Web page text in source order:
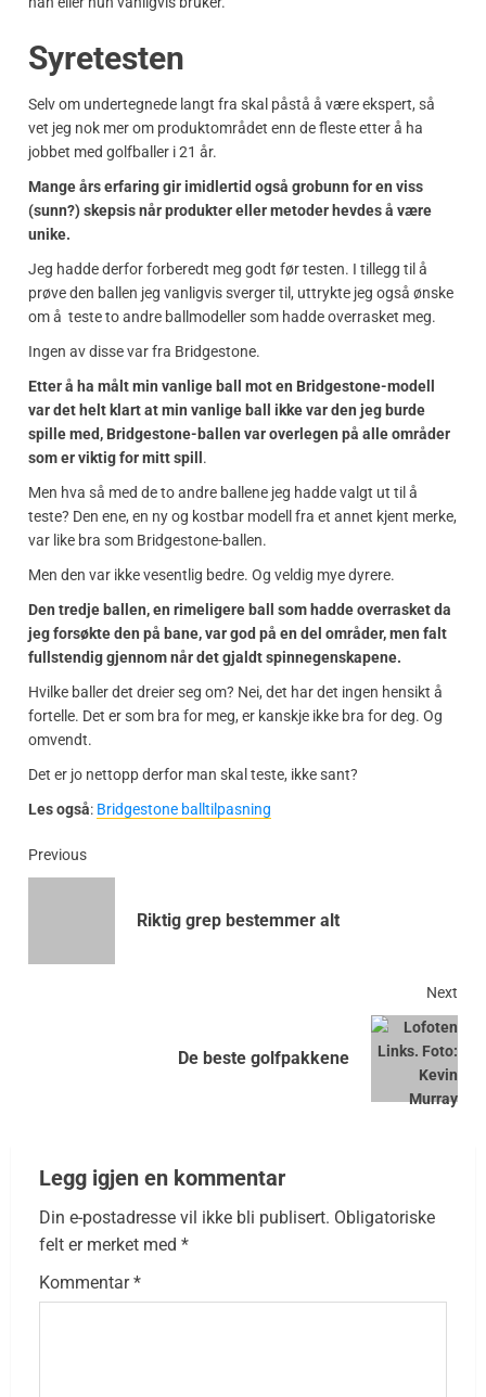
Syretesten
Selv om undertegnede langt fra skal påstå å være ekspert, så
vet jeg nok mer om produktområdet enn de fleste etter å ha
jobbet med golfballer i 21 år.
Mange års erfaring gir imidlertid også grobunn for en viss
(sunn?) skepsis når produkter eller metoder hevdes å være
unike.
Jeg hadde derfor forberedt meg godt før testen. I tillegg til å
prøve den ballen jeg vanligvis sverger til, uttrykte jeg også ønske
om å teste to andre ballmodeller som hadde overrasket meg.
Ingen av disse var fra Bridgestone.
Etter å ha målt min vanlige ball mot en Bridgestone-modell
var det helt klart at min vanlige ball ikke var den jeg burde
spille med, Bridgestone-ballen var overlegen på alle områder
som er viktig for mitt spill .
Men hva så med de to andre ballene jeg hadde valgt ut til å
teste? Den ene, en ny og kostbar modell fra et annet kjent merke,
var like bra som Bridgestone-ballen.
Men den var ikke vesentlig bedre. Og veldig mye dyrere.
Den tredje ballen, en rimeligere ball som hadde overrasket da
jeg forsøkte den på bane, var god på en del områder, men falt
fullstendig gjennom når det gjaldt spinnegenskapene.
Hvilke baller det dreier seg om? Nei, det har det ingen hensikt å
fortelle. Det er som bra for meg, er kanskje ikke bra for deg. Og
omvendt.
Det er jo nettopp derfor man skal teste, ikke sant?
Les også: Bridgestone balltilpasning
Previous
Riktig grep bestemmer alt
Next
De beste golfpakkene
Legg igjen en kommentar
Din e-postadresse vil ikke bli publisert. Obligatoriske
felt er merket med *
Kommentar*